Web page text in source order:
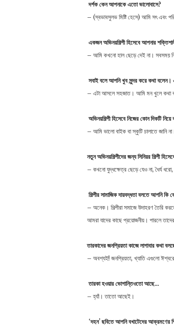
দর্শক কেন আপনাকে এতো ভালোবাসে?
– (স্বভাবসুলভ মিষ্টি হেসে) আমি সৎ এবং
একজন অভিনয়শিল্পী হিসেবে আপনার
– আমি কখনো হাল ছেড়ে দেই না। সবসময়
সবাই বলে আপনি খুব সুন্দর করে কথা বলেন।
– এটা আসলে সহজাত। আমি মন খুলে কথা
অভিনয়শিল্পী হিসেবে নিজের কোন দিকটি নিয়ে
– আমি ভালো বাইক বা স্কুটি চালাতে জানি
নতুন অভিনয়শিল্পীদের জন্য সিনিয়র শিল্পী
– কখনো যুদ্ধক্ষেত্র ছেড়ে যেও না, ধৈর্য
শিল্পীর সামাজিক দায়বদ্ধতা বলতে আপনি কি
– অনেক। শিল্পীরা সমাজে উদাহরণ তৈরি
আমরা যাদের কাছে প্রয়োজনীয়। পারলে
তারকাদের জনপ্রিয়তা কাজে লাগাবার কথা
– অবশ্যই! জনপ্রিয়তা, খ্যাতি এগুলো
তারকা হওয়ার ভোগান্তিওতো আছে…
– হ্যাঁ। তাতো আছেই।
‘দহন’ ছবিতে আপনি বখাটেদের আক্রমণের